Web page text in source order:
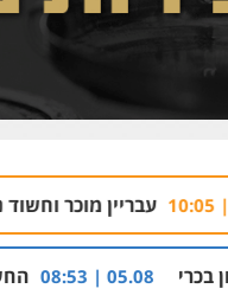
מוכר וחשוד נוסף נעצרו על
החשודים בפרשת